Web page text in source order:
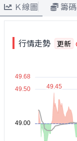
Ｋ線圖 籌碼
行情走勢 更新